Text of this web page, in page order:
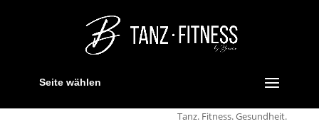
Seite wählen
Tanz. Fitness. Gesundheit.